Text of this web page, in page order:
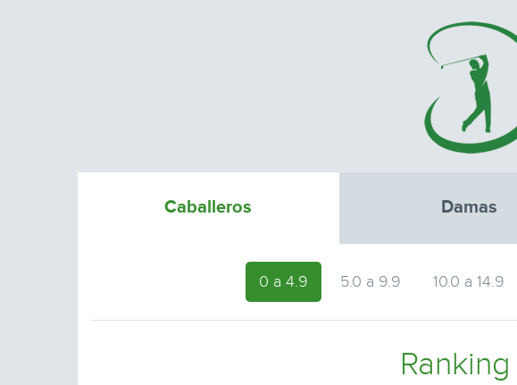
Caballeros Damas
0 a 4.9 5.0 a 9.9 10.0 a 14.9
Ranking